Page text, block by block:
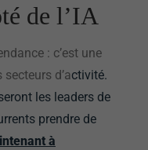
de l’IA
: c’est une
d’activité.
les leaders de
prendre de
à